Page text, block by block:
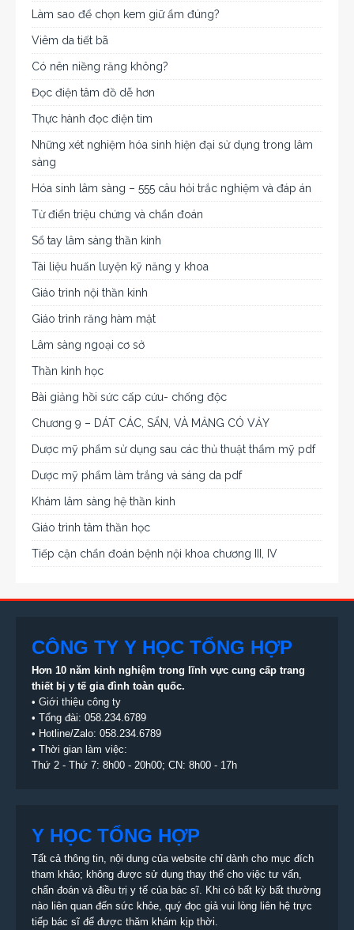
Làm sao để chọn kem giữ ẩm đúng?
Viêm da tiết bã
Có nên niềng răng không?
Đọc điện tâm đồ dễ hơn
Thực hành đọc điện tim
Những xét nghiệm hóa sinh hiện đại sử dụng trong lâm
sàng
Hóa sinh lâm sàng – 555 câu hỏi trắc nghiệm và đáp án
Từ điển triệu chứng và chẩn đoán
Sổ tay lâm sàng thần kinh
Tài liệu huấn luyện kỹ năng y khoa
Giáo trình nội thần kinh
Giáo trình răng hàm mặt
Lâm sàng ngoại cơ sở
Thần kinh học
Bài giảng hồi sức cấp cứu- chống độc
Chương 9 – DÁT CÁC, SẨN, VÀ MẢNG CÓ VẢY
Dược mỹ phẩm sử dụng sau các thủ thuật thẩm mỹ pdf
Dược mỹ phẩm làm trắng và sáng da pdf
Khám lâm sàng hệ thần kinh
Giáo trình tâm thần học
Tiếp cận chẩn đoán bệnh nội khoa chương III, IV
CÔNG TY Y HỌC TỔNG HỢP
Hơn 10 năm kinh nghiệm trong lĩnh vực cung cấp trang
thiết bị y tế gia đình toàn quốc.
• Giới thiệu công ty
• Tổng đài: 058.234.6789
• Hotline/Zalo: 058.234.6789
• Thời gian làm việc:
Thứ 2 - Thứ 7: 8h00 - 20h00; CN: 8h00 - 17h
Y HỌC TỔNG HỢP
Tất cả thông tin, nội dung của website chỉ dành cho mục đích
tham khảo; không được sử dụng thay thế cho việc tư vấn,
chẩn đoán và điều trị y tế của bác sĩ. Khi có bất kỳ bất thường
nào liên quan đến sức khỏe, quý đọc giả vui lòng liên hệ trực
tiếp bác sĩ để được thăm khám kịp thời.